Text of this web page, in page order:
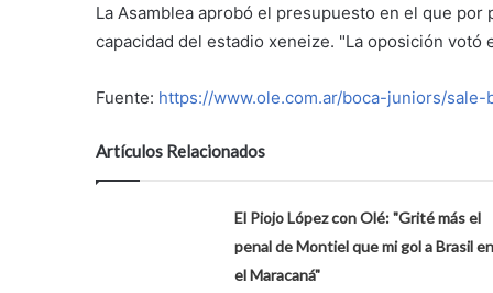
La Asamblea aprobó el presupuesto en el que
capacidad del estadio xeneize. "La oposición votó
Fuente: https://www.ole.com.ar/boca-juniors/
Artículos Relacionados
El Piojo López con Olé: "Grité más el
penal de Montiel que mi gol a Brasil en
el Maracaná"